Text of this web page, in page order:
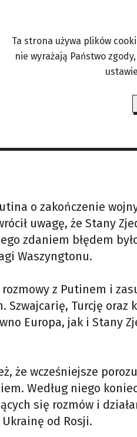
się na losie
pozostaje dla niego
strata po stronie
też, że
również
przedłużenie
o zakończenie
uwagę, że Stany
zdaniem błędem
Waszyngtonu.
z Putinem i
Turcję oraz
Europa, jak i Stany
że wcześniejsze
Według niego
się rozmów i
od Rosji.
Ta strona używa plików
nie wyrażają Państwo